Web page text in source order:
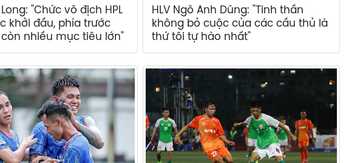
"Chức vô địch HPL
khởi đầu, phía trước
nhiều mục tiêu lớn"
HLV Ngô Anh Dũng: "Tinh thần
không bỏ cuộc của các cầu thủ là
thứ tôi tự hào nhất"